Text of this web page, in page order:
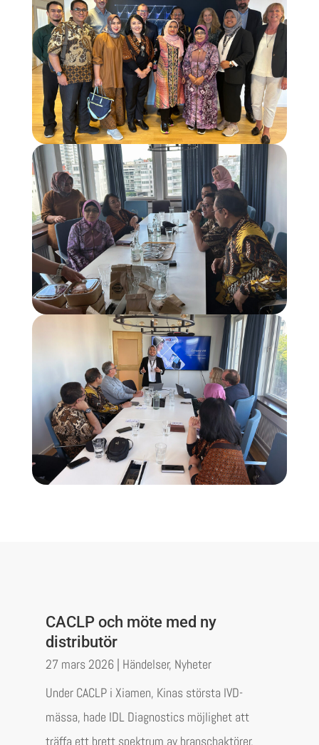
CACLP och möte med ny
distributör
27 mars 2026| Händelser, Nyheter
Under CACLP i Xiamen, Kinas största IVD-
mässa, hade IDL Diagnostics möjlighet att
träffa ett brett spektrum av branschaktörer,